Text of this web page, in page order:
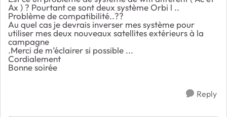
Ax ) ? Pourtant ce sont deux système Orbi l ..
Problème de compatibilité..??
Au quel cas je devrais inverser mes système pour
utiliser mes deux nouveaux satellites extérieurs à la
campagne
.Merci de m’éclairer si possible ...
Cordialement
Bonne soirée
Reply